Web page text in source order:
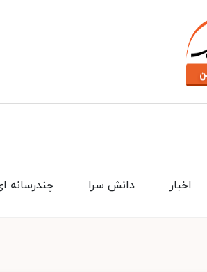
چندرسانه دانش سرا اخبار